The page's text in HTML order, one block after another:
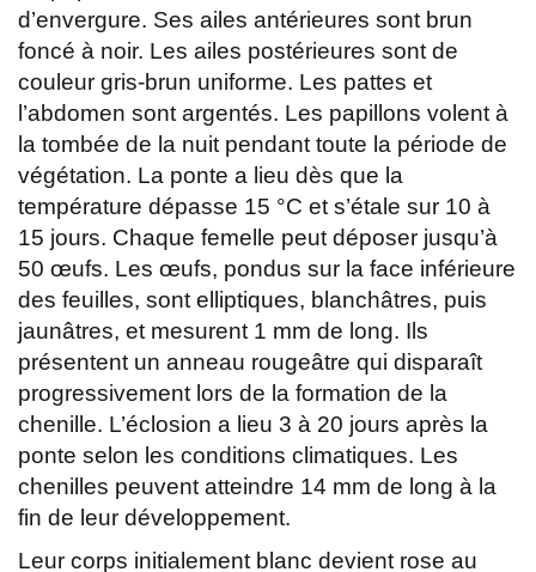
d’envergure. Ses ailes antérieures sont brun
foncé à noir. Les ailes postérieures sont de
couleur gris-brun uniforme. Les pattes et
l’abdomen sont argentés. Les papillons volent à
la tombée de la nuit pendant toute la période de
végétation. La ponte a lieu dès que la
température dépasse 15 °C et s’étale sur 10 à
15 jours. Chaque femelle peut déposer jusqu’à
50 œufs. Les œufs, pondus sur la face inférieure
des feuilles, sont elliptiques, blanchâtres, puis
jaunâtres, et mesurent 1 mm de long. Ils
présentent un anneau rougeâtre qui disparaît
progressivement lors de la formation de la
chenille. L’éclosion a lieu 3 à 20 jours après la
ponte selon les conditions climatiques. Les
chenilles peuvent atteindre 14 mm de long à la
fin de leur développement.
Leur corps initialement blanc devient rose au